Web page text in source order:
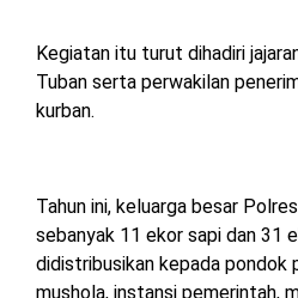
TULANG
BAWANG
WAYKANAN
LAMPUNG
UTARA
DPRD
PESISIR
BARAT
Kegiatan itu turut dihadiri
Tuban serta perwakilan
kurban.
Tahun ini, keluarga besar
sebanyak 11 ekor sapi dan 31
didistribusikan kepada pondok
mushola, instansi pemerintah,